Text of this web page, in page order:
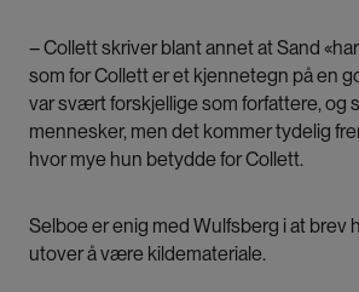
– Collett skriver blant annet at Sand
som for Collett er et kjennetegn på en
var svært forskjellige som forfattere, og
mennesker, men det kommer tydelig
hvor mye hun betydde for Collett.
Selboe er enig med Wulfsberg i at brev
utover å være kildemateriale.